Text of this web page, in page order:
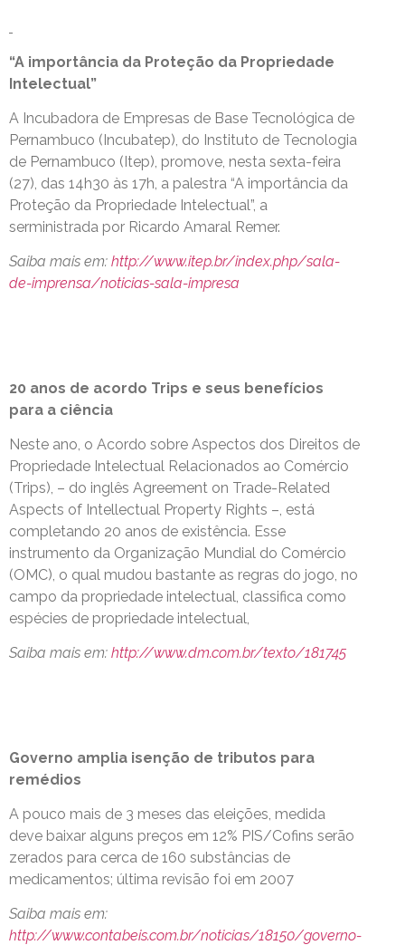
“A importância da Proteção da Propriedade
Intelectual”
A Incubadora de Empresas de Base Tecnológica de
Pernambuco (Incubatep), do Instituto de Tecnologia
de Pernambuco (Itep), promove, nesta sexta-feira
(27), das 14h30 às 17h, a palestra “A importância da
Proteção da Propriedade Intelectual”, a
serministrada por Ricardo Amaral Remer.
Saiba mais em: http://www.itep.br/index.php/sala-
de-imprensa/noticias-sala-impresa
20 anos de acordo Trips e seus benefícios
para a ciência
Neste ano, o Acordo sobre Aspectos dos Direitos de
Propriedade Intelectual Relacionados ao Comércio
(Trips), – do inglês Agreement on Trade-Related
Aspects of Intellectual Property Rights –, está
completando 20 anos de existência. Esse
instrumento da Organização Mundial do Comércio
(OMC), o qual mudou bastante as regras do jogo, no
campo da propriedade intelectual, classifica como
espécies de propriedade intelectual,
Saiba mais em: http://www.dm.com.br/texto/181745
Governo amplia isenção de tributos para
remédios
A pouco mais de 3 meses das eleições, medida
deve baixar alguns preços em 12% PIS/Cofins serão
zerados para cerca de 160 substâncias de
medicamentos; última revisão foi em 2007
Saiba mais em:
http://www.contabeis.com.br/noticias/18150/governo-